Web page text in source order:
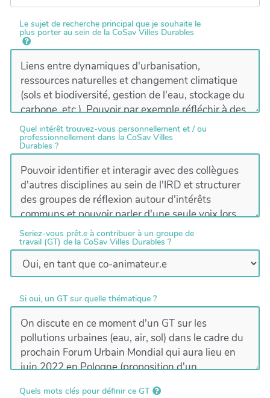
Le sujet de recherche principal que je souhaite le
plus porter au sein de la CoSav Villes Durables
Quel intérêt trouvez-vous personnellement et / ou
professionnellement dans la CoSav Villes
Durables ?
Seriez-vous prêt.e à contribuer à un groupe de
travail (GT) de la CoSav Villes Durables ?
Si oui, un GT sur quelle thématique ?
Quels mots clés pour définir ce GT